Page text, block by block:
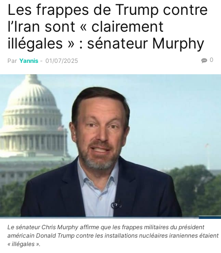
Les frappes de Trump contre
l’Iran sont « clairement
illégales » : sénateur Murphy
Par Yannis - 01/07/2025 0
Le sénateur Chris Murphy affirme que les frappes militaires du président
américain Donald Trump contre les installations nucléaires iraniennes étaient
« illégales ».